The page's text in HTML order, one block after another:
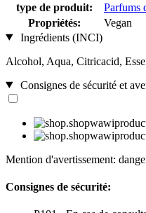
type de produit:
Parfums
Propriétés:
Vegan
Ingrédients (INCI)
Alcohol, Aqua, Citricacid,
Consignes de sécurité et
Mention d'avertissement:
Consignes de sécurité: